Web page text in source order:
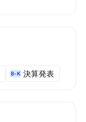
8-K 決算発表